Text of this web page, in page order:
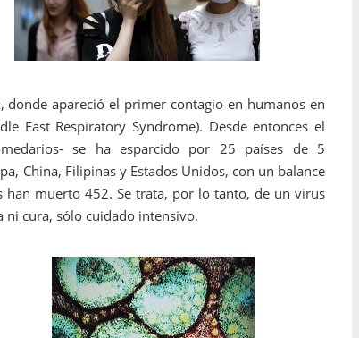
apareció el primer contagio en humanos en
East Respiratory Syndrome). Desde entonces el
se ha esparcido por 25 países de 5
China, Filipinas y Estados Unidos, con un balance
han muerto 452. Se trata, por lo tanto, de un virus
cura, sólo cuidado intensivo.